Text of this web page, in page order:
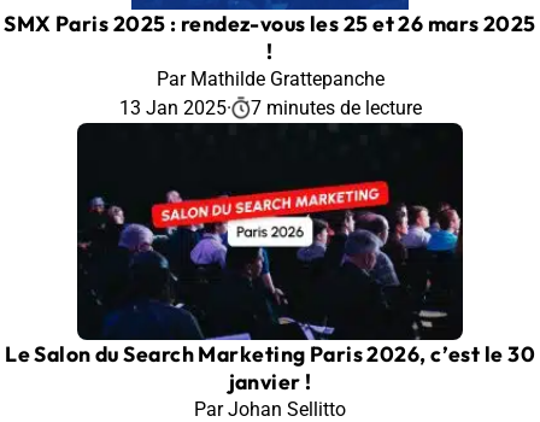
SMX Paris 2025 : rendez-vous les 25 et 26 mars 2025
!
Par Mathilde Grattepanche
13 Jan 2025· 7 minutes de lecture
Le Salon du Search Marketing Paris 2026, c’est le 30
janvier !
Par Johan Sellitto